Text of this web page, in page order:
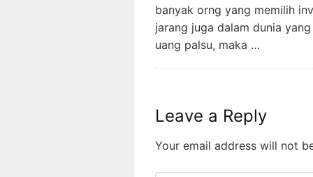
banyak orng yang memilih
jarang juga dalam dunia
uang palsu, maka …
Leave a Reply
Your email address will not